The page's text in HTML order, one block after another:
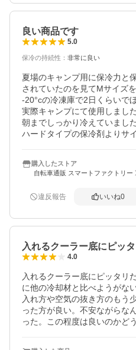
良い商品です
5.0
保冷の持続性 ： 非常に良い
夏場のキャンプ用に保冷力と
されていたのを見てMサイズを
-20°cの冷凍庫で2日くらいで
実際キャンプにて使用しまし
朝までしっかり冷えていました
ハードタイプの保冷剤よりサ
購入したストア
自転車通販 スマートファクトリー
違反報告 いいね0
入れるクーラー底にピッ
4.0
入れるクーラー底にピッタリ
に他の冷却材と比べようがな
入れ方や空気の抜き方のもう
った方が良い。不安ながらな
った。この程度は良いのかど